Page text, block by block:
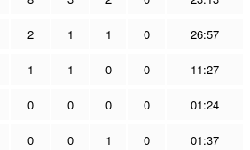
2 1 1 0 26:57
1 1 0 0 11:27
0 0 0 0 01:24
0 0 1 0 01:37